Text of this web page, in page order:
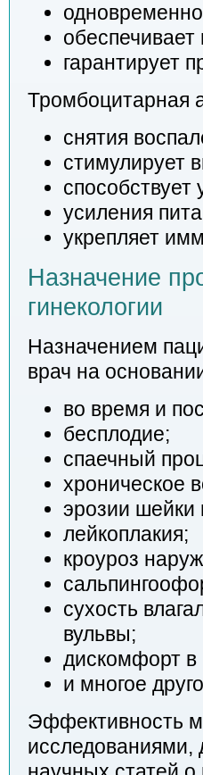
гарантирует
Тромбоцитарная
снятия
стимулирует
усиления
укрепляет
Назначение
гинекологии
Назначением
врач на
во время и
бесплодие;
спаечный
хроническое
эрозии шейки
лейкоплакия;
кроуроз
сухость
вульвы;
дискомфорт в
и многое
Эффективность
исследованиями,